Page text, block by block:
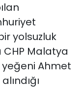
yolsuzluk
Malatya
yeğeni Ahmet